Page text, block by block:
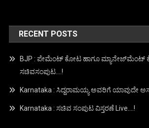
RECENT POSTS
BJP : ಪೇಮೆಂಟ್ ಕೋಟ ಹಾಗೂ
ಸಚಿವಸಂಪುಟ….!
Karnataka : ಸಿದ್ದರಾಮಯ್ಯ ಅವರಿಗೆ ಯಾವುದೇ
Karnataka : ಸಚಿವ ಸಂಪುಟ ವಿಸ್ತರಣೆ Live….!